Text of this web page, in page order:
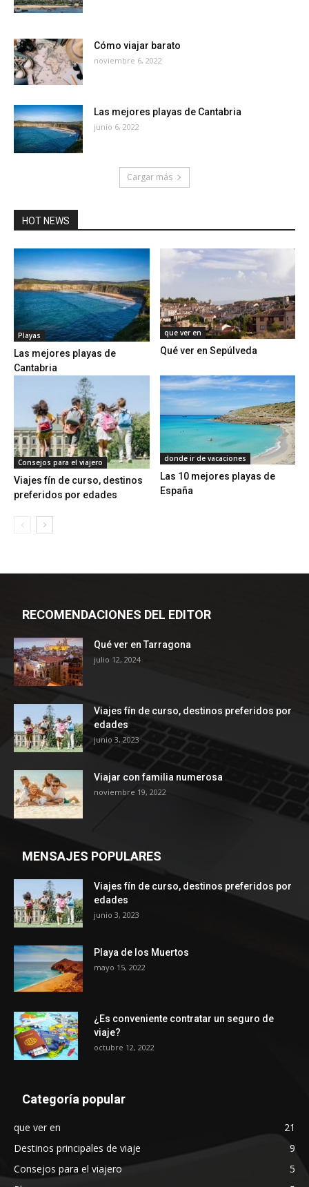
Cómo viajar barato
noviembre 6, 2022
Las mejores playas de Cantabria
junio 6, 2022
Cargar más
HOT NEWS
Playas
Las mejores playas de
Cantabria
que ver en
Qué ver en Sepúlveda
Consejos para el viajero
Viajes fín de curso, destinos
preferidos por edades
donde ir de vacaciones
Las 10 mejores playas de
España
RECOMENDACIONES DEL EDITOR
Qué ver en Tarragona
julio 12, 2024
Viajes fín de curso, destinos preferidos por
edades
junio 3, 2023
Viajar con familia numerosa
noviembre 19, 2022
MENSAJES POPULARES
Viajes fín de curso, destinos preferidos por
edades
junio 3, 2023
Playa de los Muertos
mayo 15, 2022
¿Es conveniente contratar un seguro de
viaje?
octubre 12, 2022
Categoría popular
que ver en
21
Destinos principales de viaje
9
Consejos para el viajero
5